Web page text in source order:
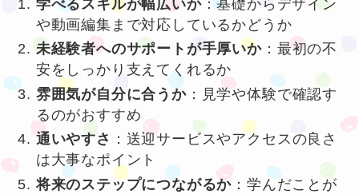
学べるスキルが幅広いか：基礎からデザイン
や動画編集まで対応しているかどうか
未経験者へのサポートが手厚いか：最初の不
安をしっかり支えてくれるか
雰囲気が自分に合うか：見学や体験で確認す
るのがおすすめ
通いやすさ ：送迎サービスやアクセスの良さ
は大事なポイント
将来のステップにつながるか ：学んだことが